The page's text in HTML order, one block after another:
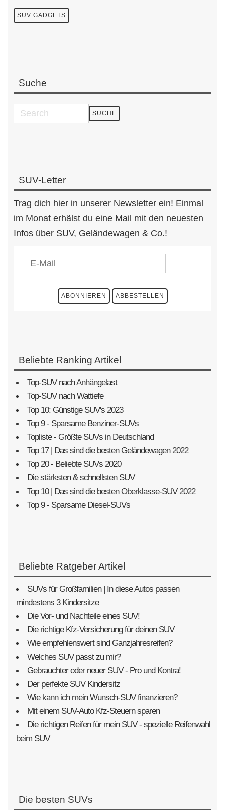
SUV GADGETS
Suche
SUV-Letter
Trag dich hier in unserer Newsletter ein! Einmal
im Monat erhälst du eine Mail mit den neuesten
Infos über SUV, Geländewagen & Co.!
Beliebte Ranking Artikel
Top-SUV nach Anhängelast
Top-SUV nach Wattiefe
Top 10: Günstige SUV's 2023
Top 9 - Sparsame Benziner-SUVs
Topliste - Größte SUVs in Deutschland
Top 17 | Das sind die besten Geländewagen 2022
Top 20 - Beliebte SUVs 2020
Die stärksten & schnellsten SUV
Top 10 | Das sind die besten Oberklasse-SUV 2022
Top 9 - Sparsame Diesel-SUVs
Beliebte Ratgeber Artikel
SUVs für Großfamilien | In diese Autos passen
mindestens 3 Kindersitze
Die Vor- und Nachteile eines SUV!
Die richtige Kfz-Versicherung für deinen SUV
Wie empfehlenswert sind Ganzjahresreifen?
Welches SUV passt zu mir?
Gebrauchter oder neuer SUV - Pro und Kontra!
Der perfekte SUV Kindersitz
Wie kann ich mein Wunsch-SUV finanzieren?
Mit einem SUV-Auto Kfz-Steuern sparen
Die richtigen Reifen für mein SUV - spezielle Reifenwahl
beim SUV
Die besten SUVs